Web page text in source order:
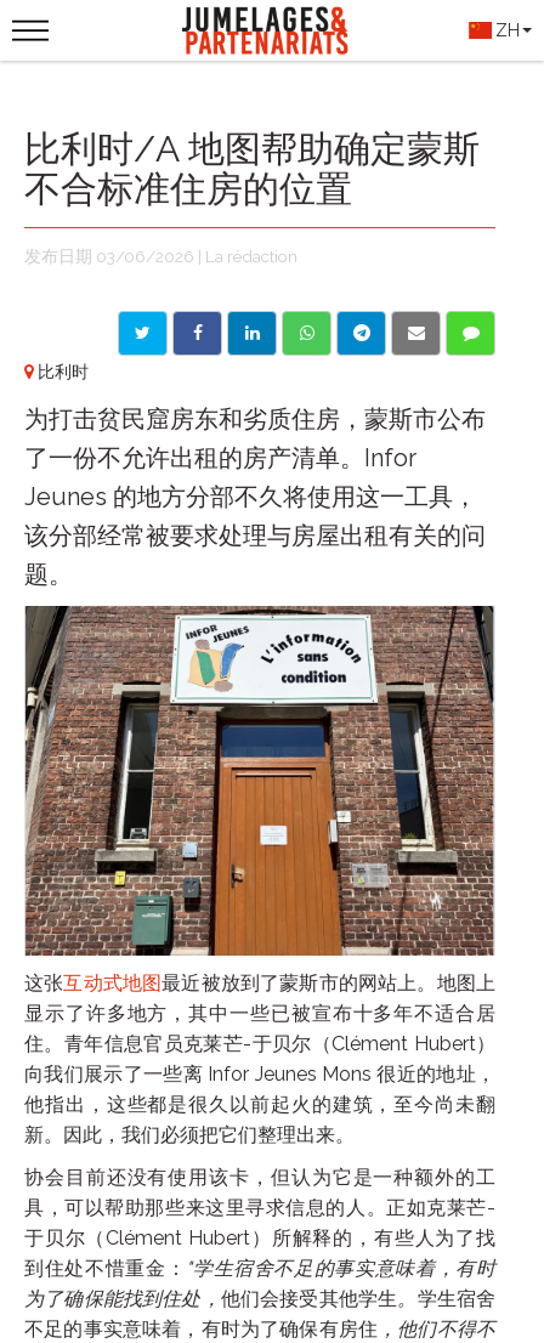
ZH
比利时/A 地图帮助确定蒙斯
不合标准住房的位置
发布日期 03/06/2026 | La rédaction
比利时
为打击贫民窟房东和劣质住房，蒙斯市公布
了一份不允许出租的房产清单。Infor
Jeunes 的地方分部不久将使用这一工具，
该分部经常被要求处理与房屋出租有关的问
题。
这张互动式地图最近被放到了蒙斯市的网站上。地图上
显示了许多地方，其中一些已被宣布十多年不适合居
住。青年信息官员克莱芒-于贝尔（Clément Hubert）
向我们展示了一些离 Infor Jeunes Mons 很近的地址，
他指出，这些都是很久以前起火的建筑，至今尚未翻
新。因此，我们必须把它们整理出来。
协会目前还没有使用该卡，但认为它是一种额外的工
具，可以帮助那些来这里寻求信息的人。正如克莱芒-
于贝尔（Clément Hubert）所解释的，有些人为了找
到住处不惜重金： "学生宿舍不足的事实意味着，有时
为了确保能找到住处， 他们会接受其他学生。 学生宿舍
不足的事实意味着，有时为了确保有房住 ，他们不得不